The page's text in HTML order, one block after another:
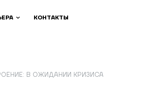
КОНТАКТЫ
В ОЖИДАНИИ КРИЗИСА